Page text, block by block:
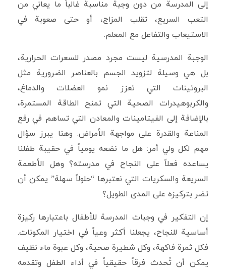
إلى المدرسة من دون وجبة مناسبة غالباً ما يعاني من
التعب السريع، تقلب المزاج، أو حتى صعوبة في
الاستيعاب والتفاعل مع المعلم.
الوجبة المدرسية ليست مجرد مصدر للسعرات الحرارية،
بل هي وسيلة لتزويد الجسم بالعناصر الضرورية مثل
البروتينات التي تعزز نمو العضلات والدماغ،
والكربوهيدرات الصحية التي تمنح الطاقة المستمرة،
بالإضافة إلى الفيتامينات والمعادن التي تساهم في رفع
المناعة والقدرة على مواجهة الأمراض. وهنا يبرز سؤال
مهم لكل ولي أمر: هل ما نضعه يومياً في حقيبة طفلنا
يساعده فعلاً على النجاح في مدرسته؟ وهل الأطعمة
السريعة والسكريات التي نعتبرها “حلولاً سهلة” يمكن أن
تضر بتركيزه على المدى الطويل؟
إن التفكير في وجبات المدرسة للأطفال باعتبارها ركيزة
أساسية للنجاح، يجعلنا أكثر وعياً في اختيار المكونات.
فكل ثمرة فاكهة، وكل شطيرة صحية، وكل عبوة ماء نظيف
يمكن أن تُحدث فرقاً حقيقياً في أداء الطفل وتقدمه